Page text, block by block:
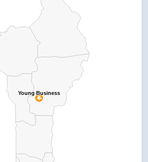
Young Business
Young Business